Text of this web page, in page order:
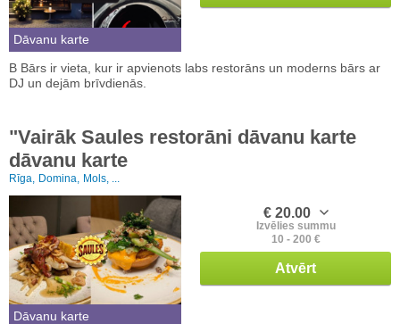
Dāvanu karte
B Bārs ir vieta, kur ir apvienots labs restorāns un moderns bārs ar
DJ un dejām brīvdienās.
"Vairāk Saules restorāni dāvanu karte
dāvanu karte
Rīga, Domina, Mols, ...
Dāvanu karte
€ 20.00
Izvēlies summu
10 - 200 €
Atvērt